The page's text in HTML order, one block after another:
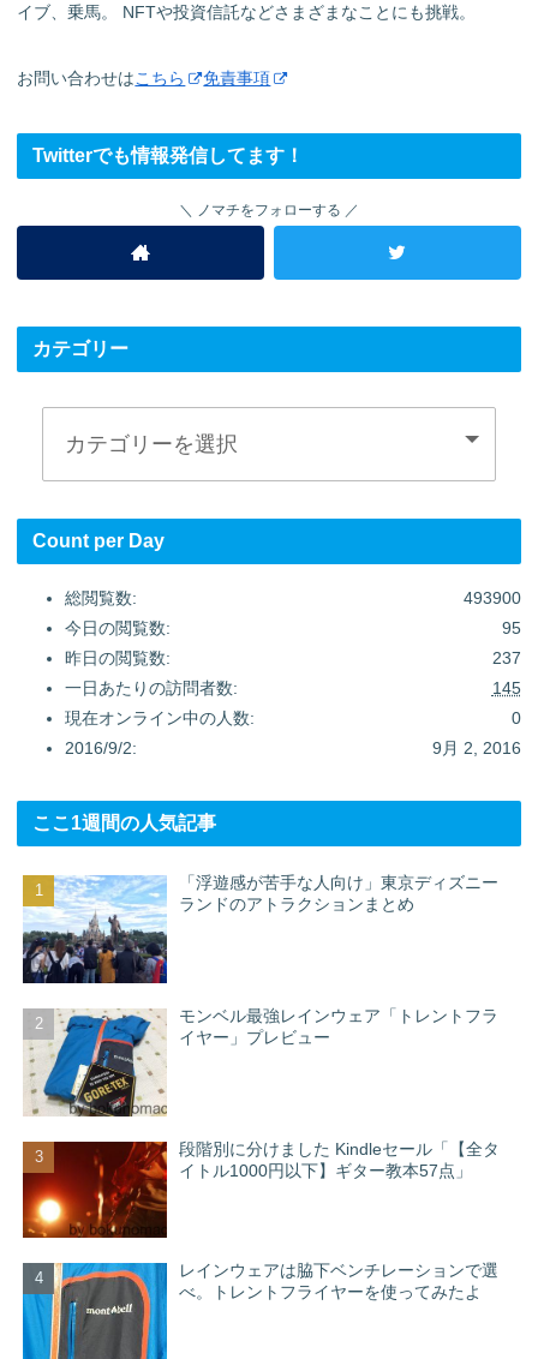
イブ、乗馬。 NFTや投資信託などさまざまなことにも挑戦。
お問い合わせはこちら 免責事項
Twitterでも情報発信してます！
ノマチをフォローする
カテゴリー
Count per Day
493900
総閲覧数:
95
今日の閲覧数:
237
昨日の閲覧数:
145
一日あたりの訪問者数:
0
現在オンライン中の人数:
9月 2, 2016
2016/9/2:
ここ1週間の人気記事
「浮遊感が苦手な人向け」東京ディズニー
ランドのアトラクションまとめ
モンベル最強レインウェア「トレントフラ
イヤー」プレビュー
段階別に分けました Kindleセール「【全タ
イトル1000円以下】ギター教本57点」
レインウェアは脇下ベンチレーションで選
べ。トレントフライヤーを使ってみたよ